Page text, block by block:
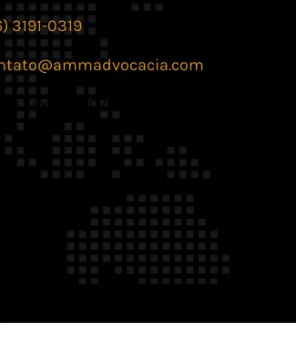
3191-0319
- Sex., das 07:30 - 17:30